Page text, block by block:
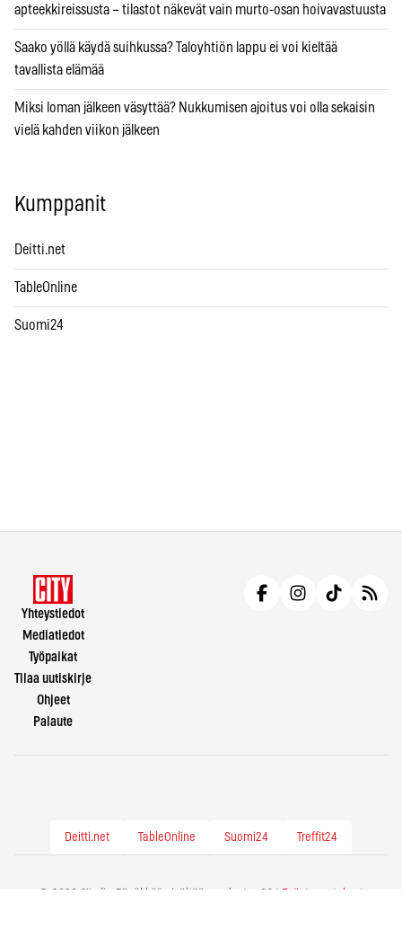
apteekkireissusta – tilastot näkevät vain murto-osan hoivavastuusta
Saako yöllä käydä suihkussa? Taloyhtiön lappu ei voi kieltää
tavallista elämää
Miksi loman jälkeen väsyttää? Nukkumisen ajoitus voi olla sekaisin
vielä kahden viikon jälkeen
Kumppanit
Deitti.net
TableOnline
Suomi24
Yhteystiedot
Mediatiedot
Työpaikat
Tilaa uutiskirje
Ohjeet
Palaute
Deitti.net TableOnline Suomi24 Treffit24